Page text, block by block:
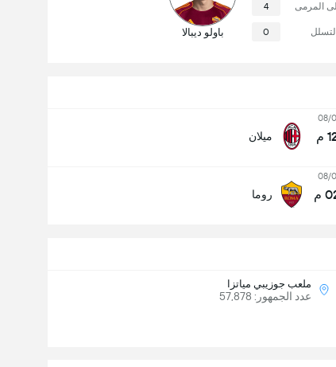
08/
م ميلان
08/
م روما
المرمى 4
0 باولو ديبالا
ملعب جوزيبي مياتزا
عدد الجمهور: 57,878